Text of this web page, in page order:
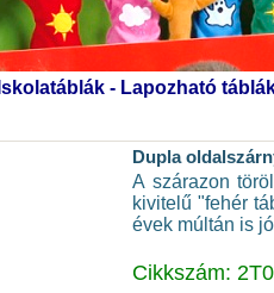
Iskolatáblák - Lapozható
Dupla
A szárazon
kivitelű "fehér
évek múltán is
Cikkszám: